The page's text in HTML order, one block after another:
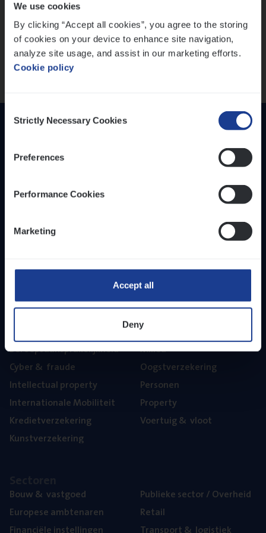
We use cookies
By clicking “Accept all cookies”, you agree to the storing
of cookies on your device to enhance site navigation,
analyze site usage, and assist in our marketing efforts.
Cookie policy
Selection
Strictly Necessary Cookies
Preferences
Performance Cookies
Marketing
Accept all
Deny
IT, Change & Innovation
People Management
Sales Management
Loca­tie
Provincie Limburg
versterken
Mathias houdt van diepgaande dossiers én droge
humor
Thalia zoekt graag oplossingen, in games én op het
werk
Duur­zaam­heid
Part­ner­ships
Beroeps­aan­spra­ke­lijk­heid
Cyber& fraude
Intel­lec­tu­al property
Inter­na­ti­o­na­le Mobiliteit
Kre­diet­ver­ze­ke­ring
Kunst­ver­ze­ke­ring
Mari­ne
Mili­eu
Oogst­ver­ze­ke­ring
Per­so­nen
Pro­per­ty
Voer­tuig& vloot
Bouw& vastgoed
Euro­pe­se ambtenaren
Finan­ci­ë­le instellingen
Publie­ke sec­tor / Overheid
Retail
Trans­port& logistiek